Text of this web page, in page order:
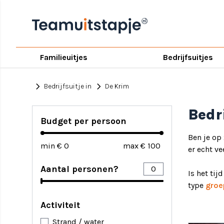
Familieuitjes Bedrijfsuitjes
chevron_right Bedrijfsuitje in chevron_right De Krim
Budget per persoon
min € max €
Aantal personen?
Activiteit
Strand / water
Ben je op
er echt
Is het tijd
type